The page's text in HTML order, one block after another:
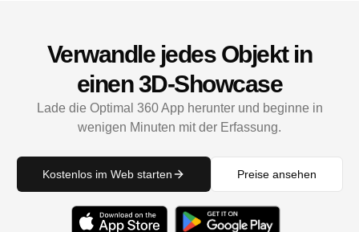
Verwandle jedes Objekt in
einen 3D-Showcase
Lade die Optimal 360 App herunter und beginne in
wenigen Minuten mit der Erfassung.
Kostenlos im Web starten Preise ansehen